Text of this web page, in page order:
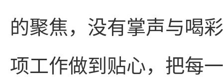
的聚焦，没有掌声与喝
项工作做到贴心，把每